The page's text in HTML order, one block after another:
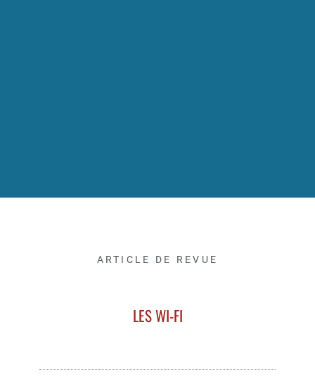
ARTICLE DE REVUE
LES WI-FI